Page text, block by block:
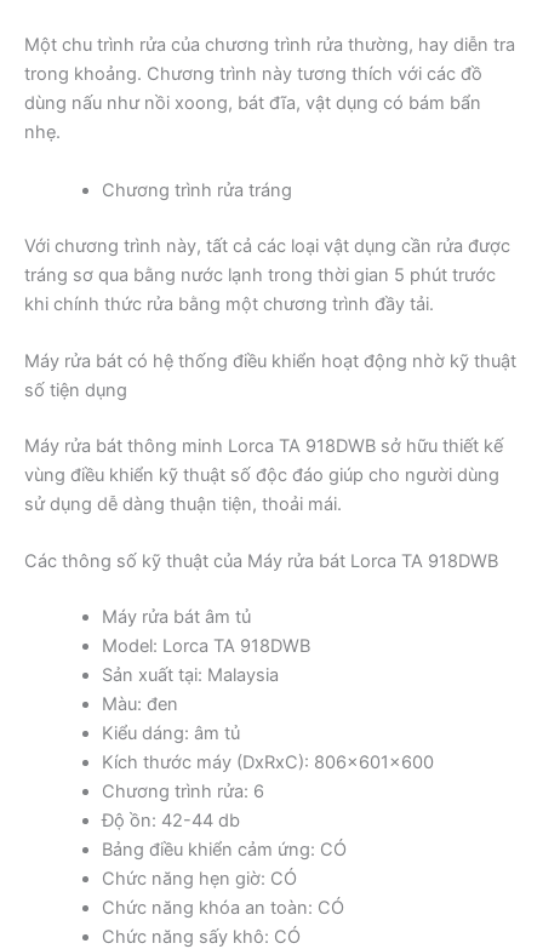
Một chu trình rửa của chương trình rửa thường, hay diễn tra
trong khoảng. Chương trình này tương thích với các đồ
dùng nấu như nồi xoong, bát đĩa, vật dụng có bám bẩn
nhẹ.
Chương trình rửa tráng
Với chương trình này, tất cả các loại vật dụng cần rửa được
tráng sơ qua bằng nước lạnh trong thời gian 5 phút trước
khi chính thức rửa bằng một chương trình đầy tải.
Máy rửa bát có hệ thống điều khiển hoạt động nhờ kỹ thuật
số tiện dụng
Máy rửa bát thông minh Lorca TA 918DWB sở hữu thiết kế
vùng điều khiển kỹ thuật số độc đáo giúp cho người dùng
sử dụng dễ dàng thuận tiện, thoải mái.
Các thông số kỹ thuật của Máy rửa bát Lorca TA 918DWB
Máy rửa bát âm tủ
Model: Lorca TA 918DWB
Sản xuất tại: Malaysia
Màu: đen
Kiểu dáng: âm tủ
Kích thước máy (DxRxC): 806x601x600
Chương trình rửa: 6
Độ ồn: 42-44 db
Bảng điều khiển cảm ứng: CÓ
Chức năng hẹn giờ: CÓ
Chức năng khóa an toàn: CÓ
Chức năng sấy khô: CÓ